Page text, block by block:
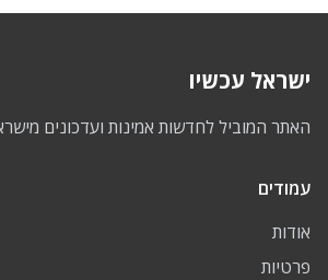
ישראל עכשיו
האתר המוביל לחדשות אמינות ועדכונים
עמודים
אודות
פרטיות